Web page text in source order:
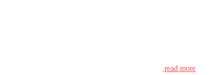
read more